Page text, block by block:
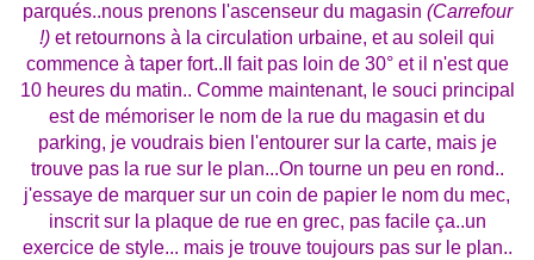
parqués..nous prenons l'ascenseur du magasin (Carrefour
!) et retournons à la circulation urbaine, et au soleil qui
commence à taper fort..Il fait pas loin de 30° et il n'est que
10 heures du matin.. Comme maintenant, le souci principal
est de mémoriser le nom de la rue du magasin et du
parking, je voudrais bien l'entourer sur la carte, mais je
trouve pas la rue sur le plan...On tourne un peu en rond..
j'essaye de marquer sur un coin de papier le nom du mec,
inscrit sur la plaque de rue en grec, pas facile ça..un
exercice de style... mais je trouve toujours pas sur le plan..